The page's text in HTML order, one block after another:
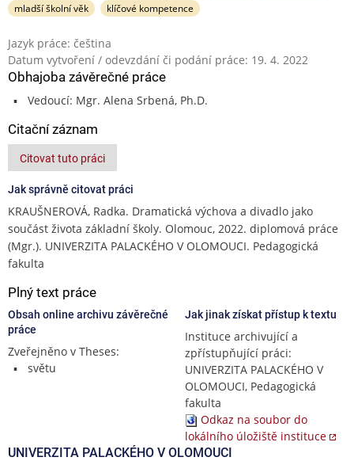
mladší školní věk
klíčové kompetence
Jazyk práce: čeština
Datum vytvoření / odevzdání či podání práce: 19. 4. 2022
Obhajoba závěrečné práce
Vedoucí: Mgr. Alena Srbená, Ph.D.
Citační záznam
Citovat tuto práci
Jak správně citovat práci
KRAUŠNEROVÁ, Radka. Dramatická výchova a divadlo jako
součást života základní školy. Olomouc, 2022. diplomová práce
(Mgr.). UNIVERZITA PALACKÉHO V OLOMOUCI. Pedagogická
fakulta
Plný text práce
Obsah online archivu závěrečné
práce
Zveřejněno v Theses:
světu
Jak jinak získat přístup k textu
Instituce archivující a
zpřístupňující práci:
UNIVERZITA PALACKÉHO V
OLOMOUCI, Pedagogická
fakulta
Odkaz na soubor do
lokálního úložiště instituce
UNIVERZITA PALACKÉHO V OLOMOUCI